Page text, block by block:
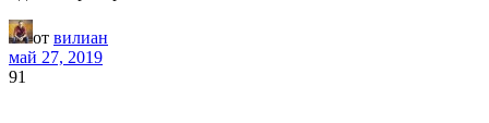
от вилиан
май 27, 2019
91